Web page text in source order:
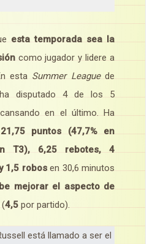
esta temporada sea la
como jugador y lidere a
esta Summer Leaguede
disputado 4 de los 5
en el último. Ha
21,75 puntos (47,7% en
T3), 6,25 rebotes, 4
1,5 robosen 30,6 minutos
mejorar el aspecto de
(4,5 por partido).